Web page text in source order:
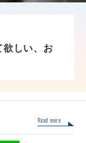
欲しい、お
Read more